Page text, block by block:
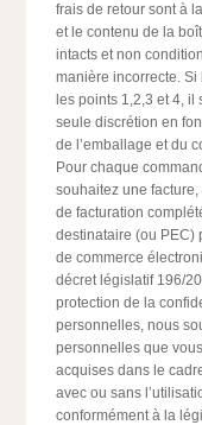
frais de retour sont à
et le contenu de la
intacts et non
manière incorrecte.
les points 1,2,3 et 4,
seule discrétion en
de l’emballage et du
Pour chaque
souhaitez une
de facturation
destinataire (ou PEC)
de commerce
décret législatif 196/
protection de la
personnelles, nous
personnelles que
acquises dans le
avec ou sans
conformément à la